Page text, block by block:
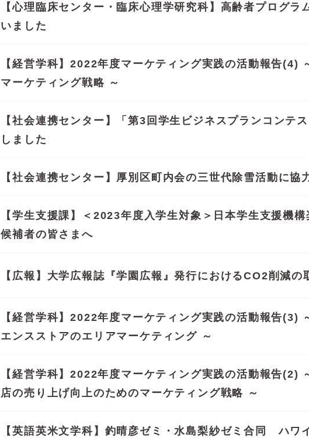
【心理臨床センター・臨床心理学研究科】高齢者プログラ
いました
【経営学科】2022年度マーケティング実践の活動報告(4)
マーケティング戦略 ～
【社会連携センター】「第3回学生ビジネスプランコンテ
しました
【社会連携センター】厚別区町内会の三世代除雪活動に協
【学生支援課】＜2023年度入学生対象＞日本学生支援機構
候補者の皆さまへ
【広報】大学広報誌『学園広報』発行におけるCO2削減の
【経営学科】2022年度マーケティング実践の活動報告(3)
エンスストアのエリアマーケティング ～
【経営学科】2022年度マーケティング実践の活動報告(2)
店の売り上げ向上のためのマーケティング戦略 ～
【英語英米文学科】釣晴彦ゼミ・水島梨紗ゼミ合同 ハワ